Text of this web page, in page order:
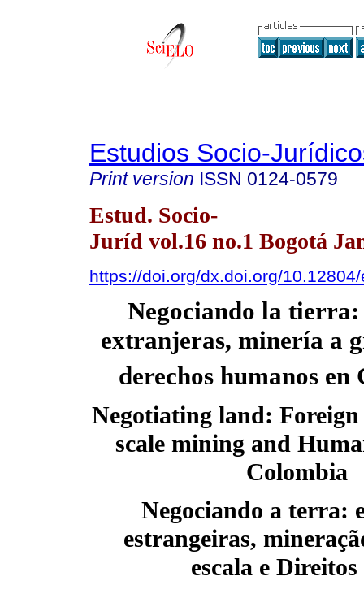
Estudios Socio-
Print version ISSN 0124-0579
Estud. Socio-
Juríd vol.16 no.1 Bogotá
https://doi.org/dx.doi.org/
Negociando la tierra:
extranjeras, minería a
derechos humanos en
Negotiating land:
scale mining and
Colombia
Negociando a terra:
estrangeiras,
escala e